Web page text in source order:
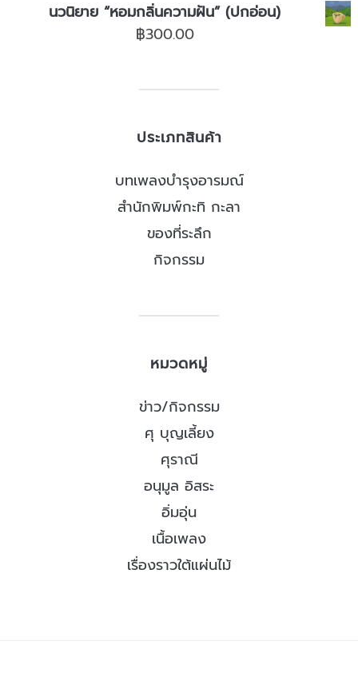
นวนิยาย “หอมกลิ่นความฝัน” (ปกอ่อน)
฿300.00
ประเภทสินค้า
บทเพลงบำรุงอารมณ์
สำนักพิมพ์กะทิ กะลา
ของที่ระลึก
กิจกรรม
หมวดหมู่
ข่าว/กิจกรรม
ศุ บุญเลี้ยง
ศุราณี
อนุมูล อิสระ
อิ่มอุ่น
เนื้อเพลง
เรื่องราวใต้แผ่นไม้